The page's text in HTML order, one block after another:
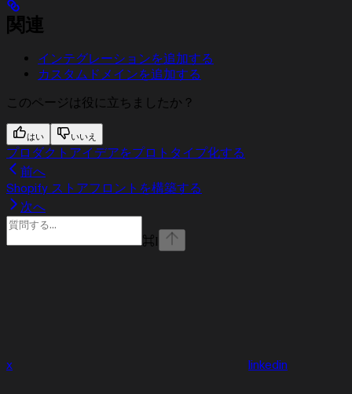
関連
インテグレーションを追加する
カスタムドメインを追加する
このページは役に立ちましたか？
はい いいえ
プロダクトアイデアをプロトタイプ化する
前へ
Shopify ストアフロントを構築する
次へ
⌘I
x linkedin